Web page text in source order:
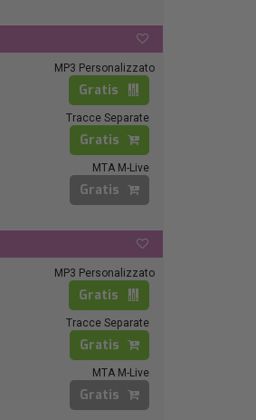
MP3 Personalizzato
Gratis
Tracce Separate
Gratis
MTA M-Live
Gratis
MP3 Personalizzato
Gratis
Tracce Separate
Gratis
MTA M-Live
Gratis